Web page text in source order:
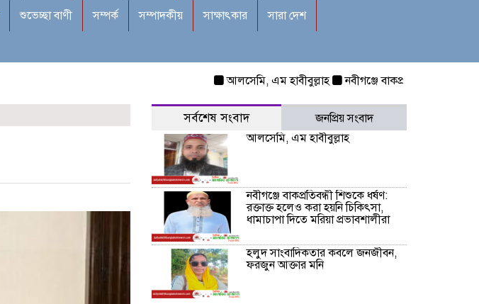
শুভেচ্ছা বাণী সম্পর্ক সম্পাদকীয় সাক্ষাৎকার সারা দেশ
আলসেমি, এম হাবীবুল্লাহ নবীগঞ্জে বাকপ্রতিবন্ধী শিশুকে ধর্ষণ:
সর্বশেষ সংবাদ
জনপ্রিয় সংবাদ
আলসেমি, এম হাবীবুল্লাহ
নবীগঞ্জে বাকপ্রতিবন্ধী শিশুকে ধর্ষণ:
রক্তাক্ত হলেও করা হয়নি চিকিৎসা,
ধামাচাপা দিতে মরিয়া প্রভাবশালীরা
হলুদ সাংবাদিকতার কবলে জনজীবন,
ফরজুন আক্তার মনি